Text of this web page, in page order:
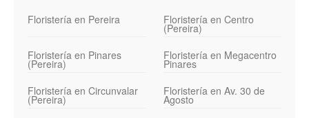
Floristería en Pereira Floristería en Centro
(Pereira)
Floristería en Pinares
(Pereira)
Floristería en Megacentro
Pinares
Floristería en Circunvalar
(Pereira)
Floristería en Av. 30 de
Agosto